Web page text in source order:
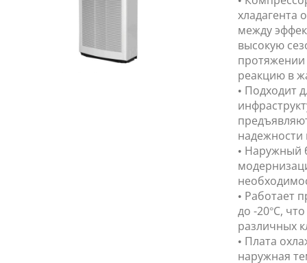
хладагента
между
высокую
реакцию в
• Подходит
надежности
• Наружный
• Работает
до -20°C,
различных
• Плата
наружная